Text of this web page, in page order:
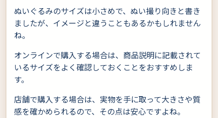
ぬいぐるみのサイズは小さめで、ぬい撮り向きと書き
ましたが、イメージと違うこともあるかもしれません
ね。
オンラインで購入する場合は、商品説明に記載されて
いるサイズをよく確認しておくことをおすすめしま
す。
店舗で購入する場合は、実物を手に取って大きさや質
感を確かめられるので、その点は安心ですよね。